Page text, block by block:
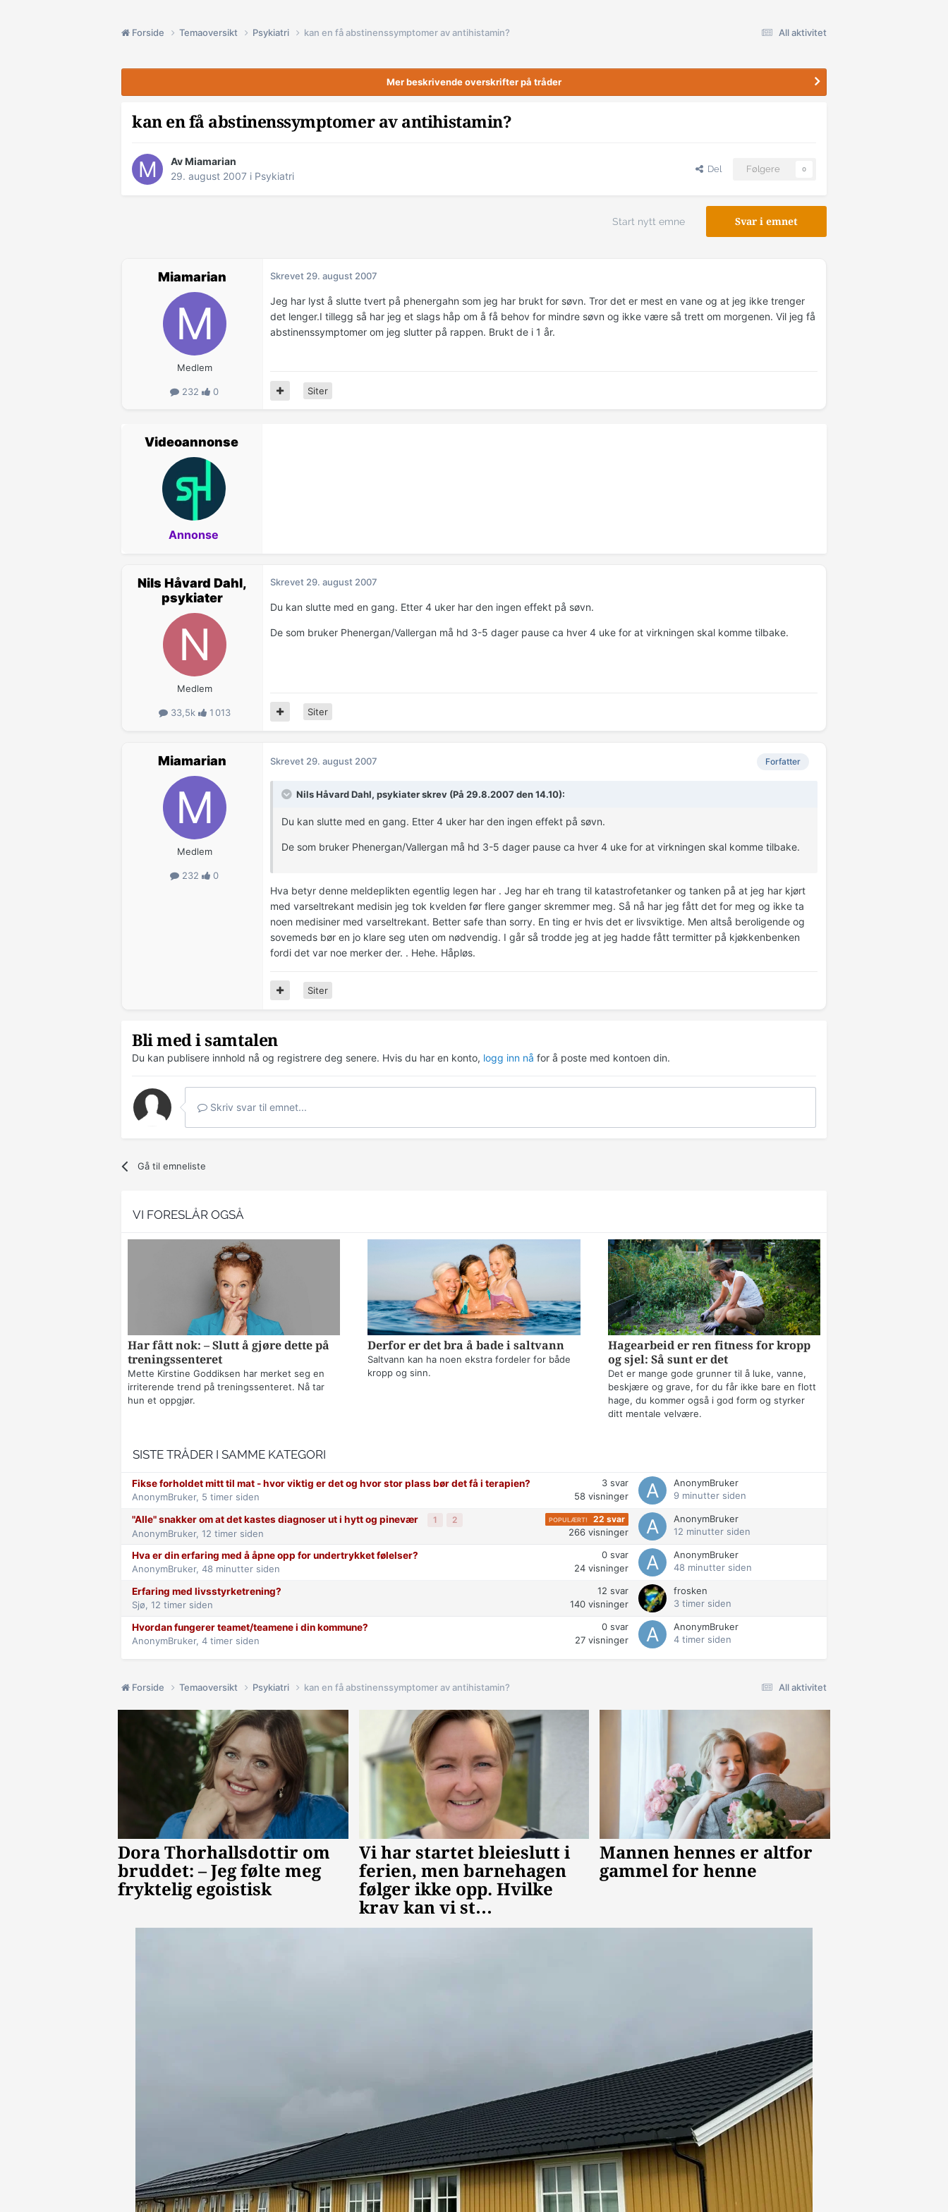
All aktivitet
Forside Temaoversikt Psykiatri kan en få abstinenssymptomer av antihistamin?
Mer beskrivende overskrifter på tråder
kan en få abstinenssymptomer av antihistamin?
Av Miamarian
29. august 2007 i Psykiatri
Del Følgere 0
Svar i emnet
Start nytt emne
Miamarian
Medlem
232 0
Skrevet 29. august 2007
Jeg har lyst å slutte tvert på phenergahn som jeg har brukt for søvn. Tror det er mest en vane og at jeg ikke trenger
det lenger.I tillegg så har jeg et slags håp om å få behov for mindre søvn og ikke være så trett om morgenen. Vil jeg få
abstinenssymptomer om jeg slutter på rappen. Brukt de i 1 år.
Siter
Videoannonse
Annonse
Nils Håvard Dahl,
psykiater
Medlem
33,5k 1 013
Skrevet 29. august 2007
Du kan slutte med en gang. Etter 4 uker har den ingen effekt på søvn.
De som bruker Phenergan/Vallergan må hd 3-5 dager pause ca hver 4 uke for at virkningen skal komme tilbake.
Siter
Miamarian
Medlem
232 0
Forfatter
Skrevet 29. august 2007
Nils Håvard Dahl, psykiater skrev (På 29.8.2007 den 14.10):
Du kan slutte med en gang. Etter 4 uker har den ingen effekt på søvn.
De som bruker Phenergan/Vallergan må hd 3-5 dager pause ca hver 4 uke for at virkningen skal komme tilbake.
Hva betyr denne meldeplikten egentlig legen har . Jeg har eh trang til katastrofetanker og tanken på at jeg har kjørt
med varseltrekant medisin jeg tok kvelden før flere ganger skremmer meg. Så nå har jeg fått det for meg og ikke ta
noen medisiner med varseltrekant. Better safe than sorry. En ting er hvis det er livsviktige. Men altså beroligende og
sovemeds bør en jo klare seg uten om nødvendig. I går så trodde jeg at jeg hadde fått termitter på kjøkkenbenken
fordi det var noe merker der. . Hehe. Håpløs.
Siter
Bli med i samtalen
Du kan publisere innhold nå og registrere deg senere. Hvis du har en konto, logg inn nå for å poste med kontoen din.
Skriv svar til emnet...
Gå til emneliste
VI FORESLÅR OGSÅ
Har fått nok: – Slutt å gjøre dette på
treningssenteret
Mette Kirstine Goddiksen har merket seg en
irriterende trend på treningssenteret. Nå tar
hun et oppgjør.
Derfor er det bra å bade i saltvann
Saltvann kan ha noen ekstra fordeler for både
kropp og sinn.
Hagearbeid er ren fitness for kropp
og sjel: Så sunt er det
Det er mange gode grunner til å luke, vanne,
beskjære og grave, for du får ikke bare en flott
hage, du kommer også i god form og styrker
ditt mentale velvære.
SISTE TRÅDER I SAMME KATEGORI
Fikse forholdet mitt til mat - hvor viktig er det og hvor stor plass bør det få i terapien?
AnonymBruker, 5 timer siden
3 svar
58 visninger
AnonymBruker
9 minutter siden
"Alle" snakker om at det kastes diagnoser ut i hytt og pinevær 1 2
AnonymBruker, 12 timer siden
22 svar
266 visninger
AnonymBruker
12 minutter siden
Hva er din erfaring med å åpne opp for undertrykket følelser?
AnonymBruker, 48 minutter siden
0 svar
24 visninger
AnonymBruker
48 minutter siden
Erfaring med livsstyrketrening?
Sjø, 12 timer siden
12 svar
140 visninger
frosken
3 timer siden
Hvordan fungerer teamet/teamene i din kommune?
AnonymBruker, 4 timer siden
0 svar
27 visninger
AnonymBruker
4 timer siden
All aktivitet
Forside Temaoversikt Psykiatri kan en få abstinenssymptomer av antihistamin?